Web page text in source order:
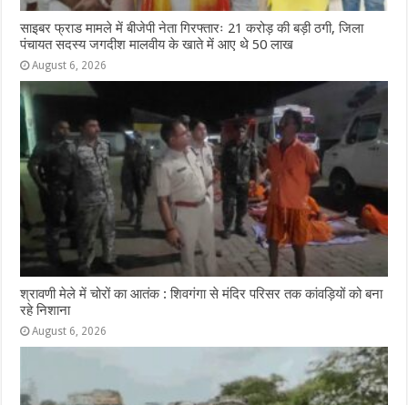
साइबर फ्राड मामले में बीजेपी नेता गिरफ्तारः 21 करोड़ की बड़ी ठगी, जिला
पंचायत सदस्य जगदीश मालवीय के खाते में आए थे 50 लाख
August 6, 2026
श्रावणी मेले में चोरों का आतंक : शिवगंगा से मंदिर परिसर तक कांवड़ियों को बना
रहे निशाना
August 6, 2026